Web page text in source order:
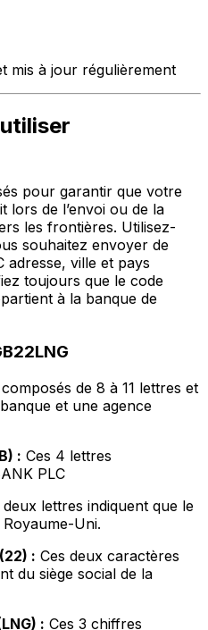
mis à jour régulièrement
pour garantir que votre
lors de l’envoi ou de la
les frontières. Utilisez-
souhaitez envoyer de
adresse, ville et pays
toujours que le code
à la banque de
de 8 à 11 lettres et
et une agence
: Ces 4 lettres
PLC
deux lettres indiquent que le
Uni.
: Ces deux caractères
du siège social de la
: Ces 3 chiffres